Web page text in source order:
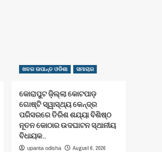
ଖବର ଉପାନ୍ତ ଓଡିଶା ସମାଚାର
କୋରାପୁଟ ଜ଼ିଲ୍ଲା କୋଟପାଡ଼
ଗୋଷ୍ଟି ସ୍ୱାସ୍ଥ୍ୟ କେନ୍ଦ୍ର
ପରିସରରେ ତିରିଶ ଶଯ୍ୟା ବିଶିଷ୍ଠ
ନୂତନ କୋଠାର ଉଦଘାଟନ ସ୍ଥାନୀୟ
ବିଧାୟକ..
upanta odisha August 6, 2026